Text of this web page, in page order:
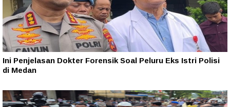
Ini Penjelasan Dokter Forensik Soal Peluru Eks Istri Polisi
di Medan